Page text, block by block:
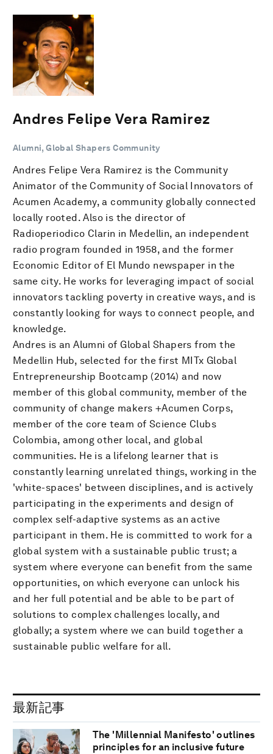
Andres Felipe Vera Ramirez
Alumni, Global Shapers Community
Andres Felipe Vera Ramirez is the Community
Animator of the Community of Social Innovators of
Acumen Academy, a community globally connected
locally rooted. Also is the director of
Radioperiodico Clarin in Medellin, an independent
radio program founded in 1958, and the former
Economic Editor of El Mundo newspaper in the
same city. He works for leveraging impact of social
innovators tackling poverty in creative ways, and is
constantly looking for ways to connect people, and
knowledge.
Andres is an Alumni of Global Shapers from the
Medellin Hub, selected for the first MITx Global
Entrepreneurship Bootcamp (2014) and now
member of this global community, member of the
community of change makers +Acumen Corps,
member of the core team of Science Clubs
Colombia, among other local, and global
communities. He is a lifelong learner that is
constantly learning unrelated things, working in the
'white-spaces' between disciplines, and is actively
participating in the experiments and design of
complex self-adaptive systems as an active
participant in them. He is committed to work for a
global system with a sustainable public trust; a
system where everyone can benefit from the same
opportunities, on which everyone can unlock his
and her full potential and be able to be part of
solutions to complex challenges locally, and
globally; a system where we can build together a
sustainable public welfare for all.
最新記事
The 'Millennial Manifesto' outlines
principles for an inclusive future